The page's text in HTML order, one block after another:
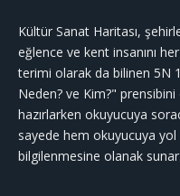
Kültür Sanat Haritası,
eğlence ve kent insanını
terimi olarak da bilinen 5N
Neden? ve Kim?"
hazırlarken okuyucuya
sayede hem okuyucuya
bilgilenmesine olanak sunar.